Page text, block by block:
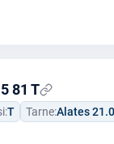
81 T
T Tarne:Alates